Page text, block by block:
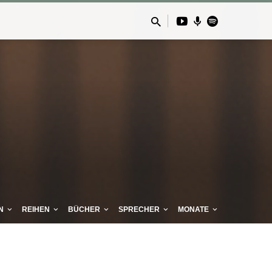
REIHEN BÜCHER SPRECHER MONATE